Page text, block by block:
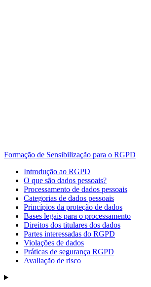
Formação de Sensibilização para o RGPD
Introdução ao RGPD
O que são dados pessoais?
Processamento de dados pessoais
Categorias de dados pessoais
Princípios da proteção de dados
Bases legais para o processamento
Direitos dos titulares dos dados
Partes interessadas do RGPD
Violações de dados
Práticas de segurança RGPD
Avaliação de risco